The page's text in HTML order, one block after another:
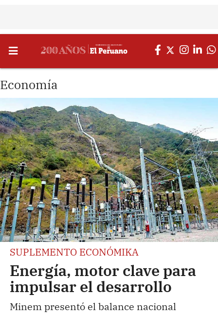
Economía
SUPLEMENTO ECONÓMIKA
Energía, motor clave para
impulsar el desarrollo
Minem presentó el balance nacional